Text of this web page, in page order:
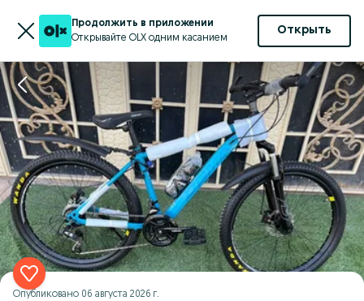
Продолжить в приложении
Открывайте OLX одним касанием
Открыть
Опубликовано 06 августа 2026 г.